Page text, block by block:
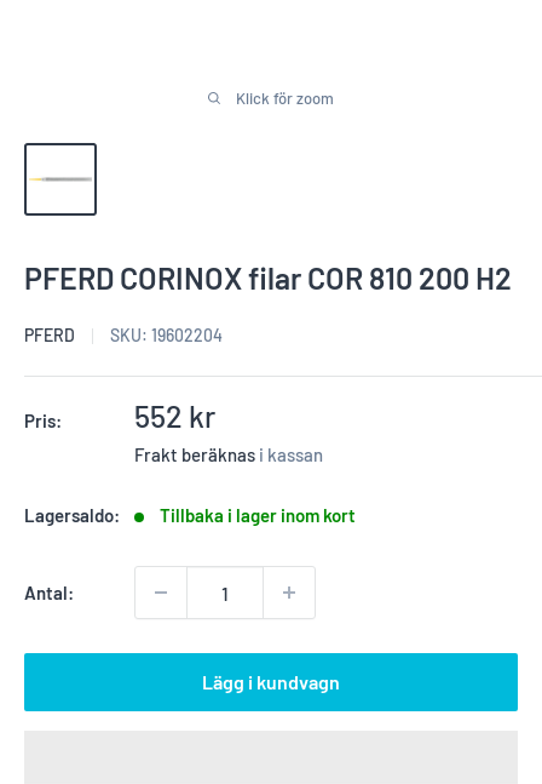
Klick för zoom
PFERD CORINOX filar COR 810 200 H2
PFERD SKU: 19602204
Pris: Reapris
552 kr
Frakt beräknas i kassan
Lagersaldo: Tillbaka i lager inom kort
Antal:
Lägg i kundvagn